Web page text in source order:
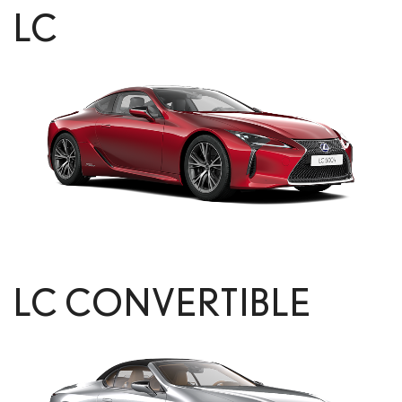
LC
LC CONVERTIBLE